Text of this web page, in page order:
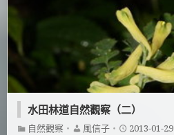
水田林道自然觀察（二）
自然觀察 ・ 風信子 ・ 2013-01-29